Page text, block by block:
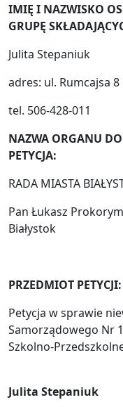
IMIĘ I NAZWISKO
GRUPĘ
Julita Stepaniuk
adres: ul. Rumcajsa 8
tel. 506-428-011
NAZWA ORGANU
PETYCJA:
RADA MIASTA
Pan Łukasz
Białystok
PRZEDMIOT PETYCJI:
Petycja w sprawie
Samorządowego Nr
Szkolno-
Julita Stepaniuk